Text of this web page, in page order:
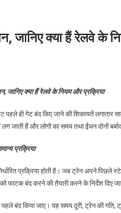
जानिए क्या हैं रेलवे के
जानिए क्या हैं रेलवे के नियम और प्रक्रिया
ही गेट बंद किए जाने की शिकायतें लगातार
जाती हैं और लोगों का समय तथा ईंधन दोनों
प्रक्रिया
प्रक्रिया होती है। जब ट्रेन अपने पिछले
फाटक बंद करने की तैयारी करने के निर्देश दिए
बंद किया जाए। यह समय दूरी, ट्रेन की गति,